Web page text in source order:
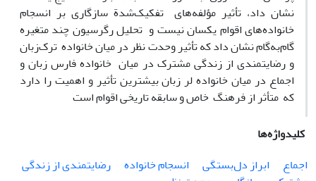
نشان داد، تأثیر مؤلفه‌های تفکیک‌شدة سازگاری بر انسجام
خانواده‌های اقوام یکسان نیست و تحلیل‌ رگرسیون چند متغیره
گام‌به‌گام نشان داد که تأثیر وحدت‌ نظر در میان خانواده ترک‌زبان
و رضایتمندی از زندگی مشترک در میان خانواده فارس زبان و
اجماع در میان خانواده لر زبان بیشترین تأثیر و اهمیت را دارد
که متأثر از فرهنگ خاص و سابقه تاریخی اقوام است
کلیدواژه‌ها
اجماع
ابراز دل‌بستگی انسجام خانواده
رضایتمندی از زندگی